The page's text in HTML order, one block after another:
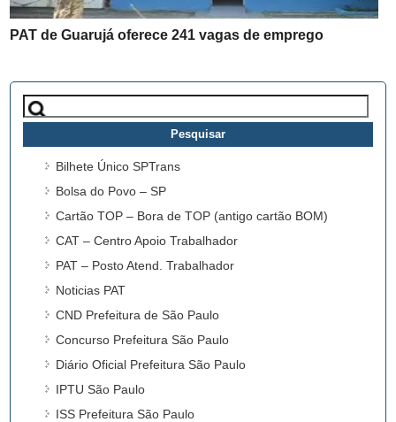
PAT de Guarujá oferece 241 vagas de emprego
Pesquisar
por:
Bilhete Único SPTrans
Bolsa do Povo – SP
Cartão TOP – Bora de TOP (antigo cartão BOM)
CAT – Centro Apoio Trabalhador
PAT – Posto Atend. Trabalhador
Noticias PAT
CND Prefeitura de São Paulo
Concurso Prefeitura São Paulo
Diário Oficial Prefeitura São Paulo
IPTU São Paulo
ISS Prefeitura São Paulo